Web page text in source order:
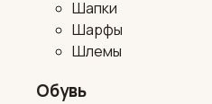
Шапки
Шарфы
Шлемы
Обувь